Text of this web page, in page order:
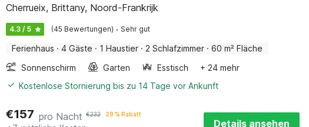
Cherrueix, Brittany, Noord-Frankrijk
4.3 / 5 (45 Bewertungen) · Sehr gut
Ferienhaus · 4 Gäste · 1 Haustier · 2 Schlafzimmer · 60 m² Fläche
Sonnenschirm
Garten Esstisch
+ 24 mehr
Kostenlose Stornierung bis zu 14 Tage vor Ankunft
€157 pro Nacht €232 29 % Rabatt
Details ansehen